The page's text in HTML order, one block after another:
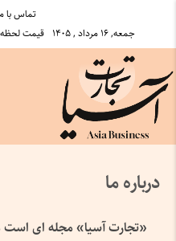
تماس با
جمعه, ۱۶ مرداد , ۱۴۰۵
قیمت لحظه
درباره ما
«تجارت آسیا» مجله ای است